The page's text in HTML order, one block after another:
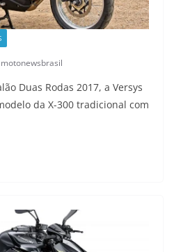
motonewsbrasil
Duas Rodas 2017, a Versys
da X-300 tradicional com